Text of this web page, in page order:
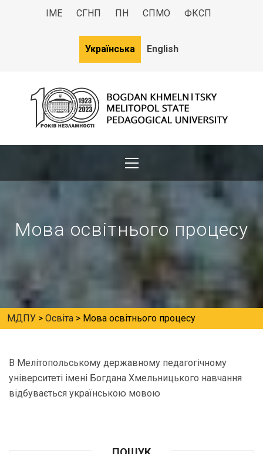
ІМЕ СГНП ПН СПМО ФКСП
Українська English
МДПУ
Мова освітнього процесу
МДПУ > Освіта > Мова освітнього процесу
В Мелітопольському державному педагогічному
університеті імені Богдана Хмельницького навчання
відбувається українською мовою